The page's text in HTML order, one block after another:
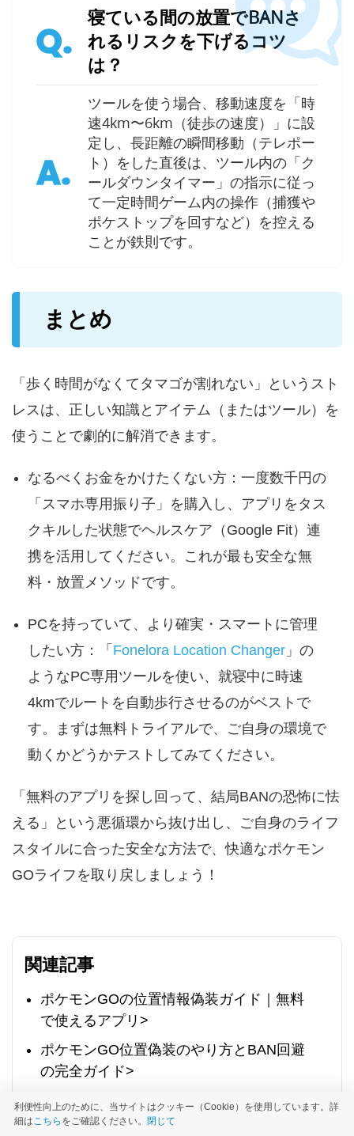
Q.
寝ている間の放置でBANさ
れるリスクを下げるコツ
は？
A.
ツールを使う場合、移動速度を「時
速4km〜6km（徒歩の速度）」に設
定し、長距離の瞬間移動（テレポー
ト）をした直後は、ツール内の「ク
ールダウンタイマー」の指示に従っ
て一定時間ゲーム内の操作（捕獲や
ポケストップを回すなど）を控える
ことが鉄則です。
まとめ
「歩く時間がなくてタマゴが割れない」というスト
レスは、正しい知識とアイテム（またはツール）を
使うことで劇的に解消できます。
なるべくお金をかけたくない方：一度数千円の
「スマホ専用振り子」を購入し、アプリをタス
クキルした状態でヘルスケア（Google Fit）連
携を活用してください。これが最も安全な無
料・放置メソッドです。
PCを持っていて、より確実・スマートに管理
したい方：「 Fonelora Location Changer 」の
ようなPC専用ツールを使い、就寝中に時速
4kmでルートを自動歩行させるのがベストで
す。まずは無料トライアルで、ご自身の環境で
動くかどうかテストしてみてください。
「無料のアプリを探し回って、結局BANの恐怖に怯
える」という悪循環から抜け出し、ご自身のライフ
スタイルに合った安全な方法で、快適なポケモン
GOライフを取り戻しましょう！
関連記事
ポケモンGOの位置情報偽装ガイド｜無料
で使えるアプリ>
ポケモンGO位置偽装のやり方とBAN回避
の完全ガイド>
【iPhone・Android対応】ポケモンGOの移
動チート完全ガイド！安全に位置情報を変
利便性向上のために、当サイトはクッキー（Cookie）を使用しています。詳
細はこちら をご確認ください。 閉じて